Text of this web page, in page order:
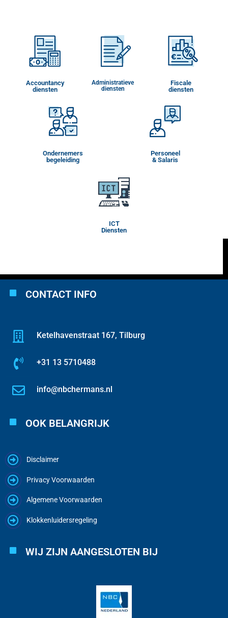
Accountancy
diensten
Administratieve
diensten
Fiscale
diensten
Ondernemers
begeleiding
Personeel
& Salaris
ICT
Diensten
CONTACT INFO
Ketelhavenstraat 167, Tilburg
+31 13 5710488
info@nbchermans.nl
OOK BELANGRIJK
Disclaimer
Privacy Voorwaarden
Algemene Voorwaarden
Klokkenluidersregeling
WIJ ZIJN AANGESLOTEN BIJ